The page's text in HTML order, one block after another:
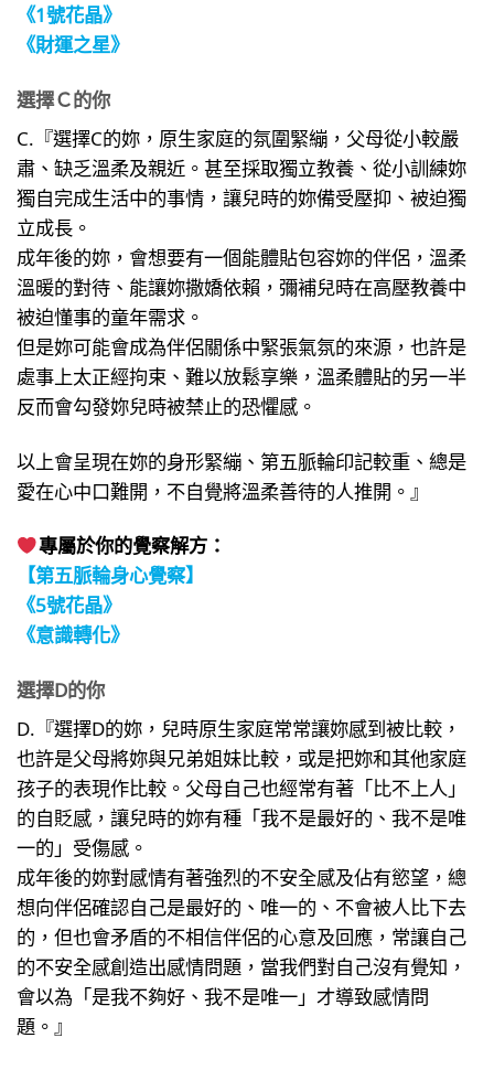
《1號花晶》
《財運之星》
選擇Ｃ的你
C.『選擇C的妳，原生家庭的氛圍緊繃，父母從小較嚴
肅、缺乏溫柔及親近。甚至採取獨立教養、從小訓練妳
獨自完成生活中的事情，讓兒時的妳備受壓抑、被迫獨
立成長。
成年後的妳，會想要有一個能體貼包容妳的伴侶，溫柔
溫暖的對待、能讓妳撒嬌依賴，彌補兒時在高壓教養中
被迫懂事的童年需求。
但是妳可能會成為伴侶關係中緊張氣氛的來源，也許是
處事上太正經拘束、難以放鬆享樂，溫柔體貼的另一半
反而會勾發妳兒時被禁止的恐懼感。
以上會呈現在妳的身形緊繃、第五脈輪印記較重、總是
愛在心中口難開，不自覺將溫柔善待的人推開。』
專屬於你的覺察解方：
【第五脈輪身心覺察】
《5號花晶》
《意識轉化》
選擇D的你
D.『選擇D的妳，兒時原生家庭常常讓妳感到被比較，
也許是父母將妳與兄弟姐妹比較，或是把妳和其他家庭
孩子的表現作比較。父母自己也經常有著「比不上人」
的自貶感，讓兒時的妳有種「我不是最好的、我不是唯
一的」受傷感。
成年後的妳對感情有著強烈的不安全感及佔有慾望，總
想向伴侶確認自己是最好的、唯一的、不會被人比下去
的，但也會矛盾的不相信伴侶的心意及回應，常讓自己
的不安全感創造出感情問題，當我們對自己沒有覺知，
會以為「是我不夠好、我不是唯一」才導致感情問
題。』